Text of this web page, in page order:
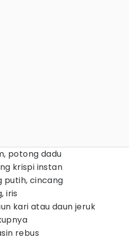
potong dadu
krispi instan
putih, cincang
iris
kari atau daun jeruk
rebus